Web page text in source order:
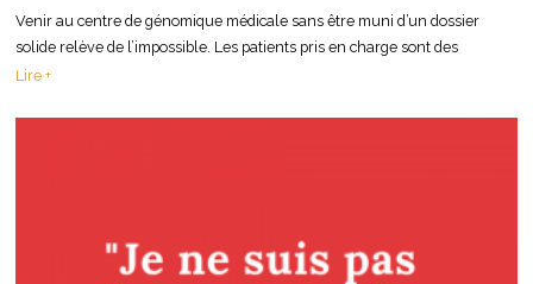
Venir au centre de génomique médicale sans être muni d’un dossier
solide relève de l’impossible. Les patients pris en charge sont des
Lire +